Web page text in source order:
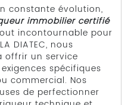
constante évolution,
immobilier certifié
incontournable pour
DIATEC, nous
offrir un service
spécifiques
commercial. Nos
de perfectionner